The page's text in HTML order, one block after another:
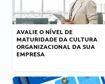
AVALIE O NÍVEL DE
MATURIDADE DA CULTURA
ORGANIZACIONAL DA SUA
EMPRESA